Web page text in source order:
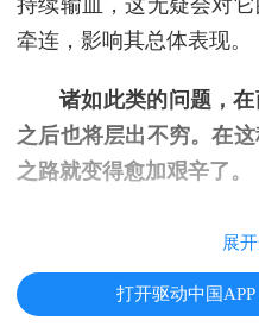
牵连，影响其总体表现。
诸如此类的问题，
之后也将层出不穷。在
之路就变得愈加艰辛了。
展
打开驱动中国